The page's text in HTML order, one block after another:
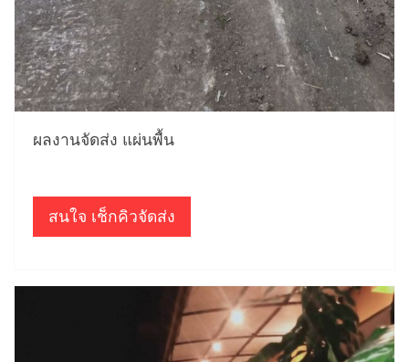
ผลงานจัดส่ง แผ่นพื้น
สนใจ เช็กคิวจัดส่ง